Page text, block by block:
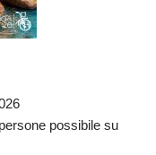
possibile su